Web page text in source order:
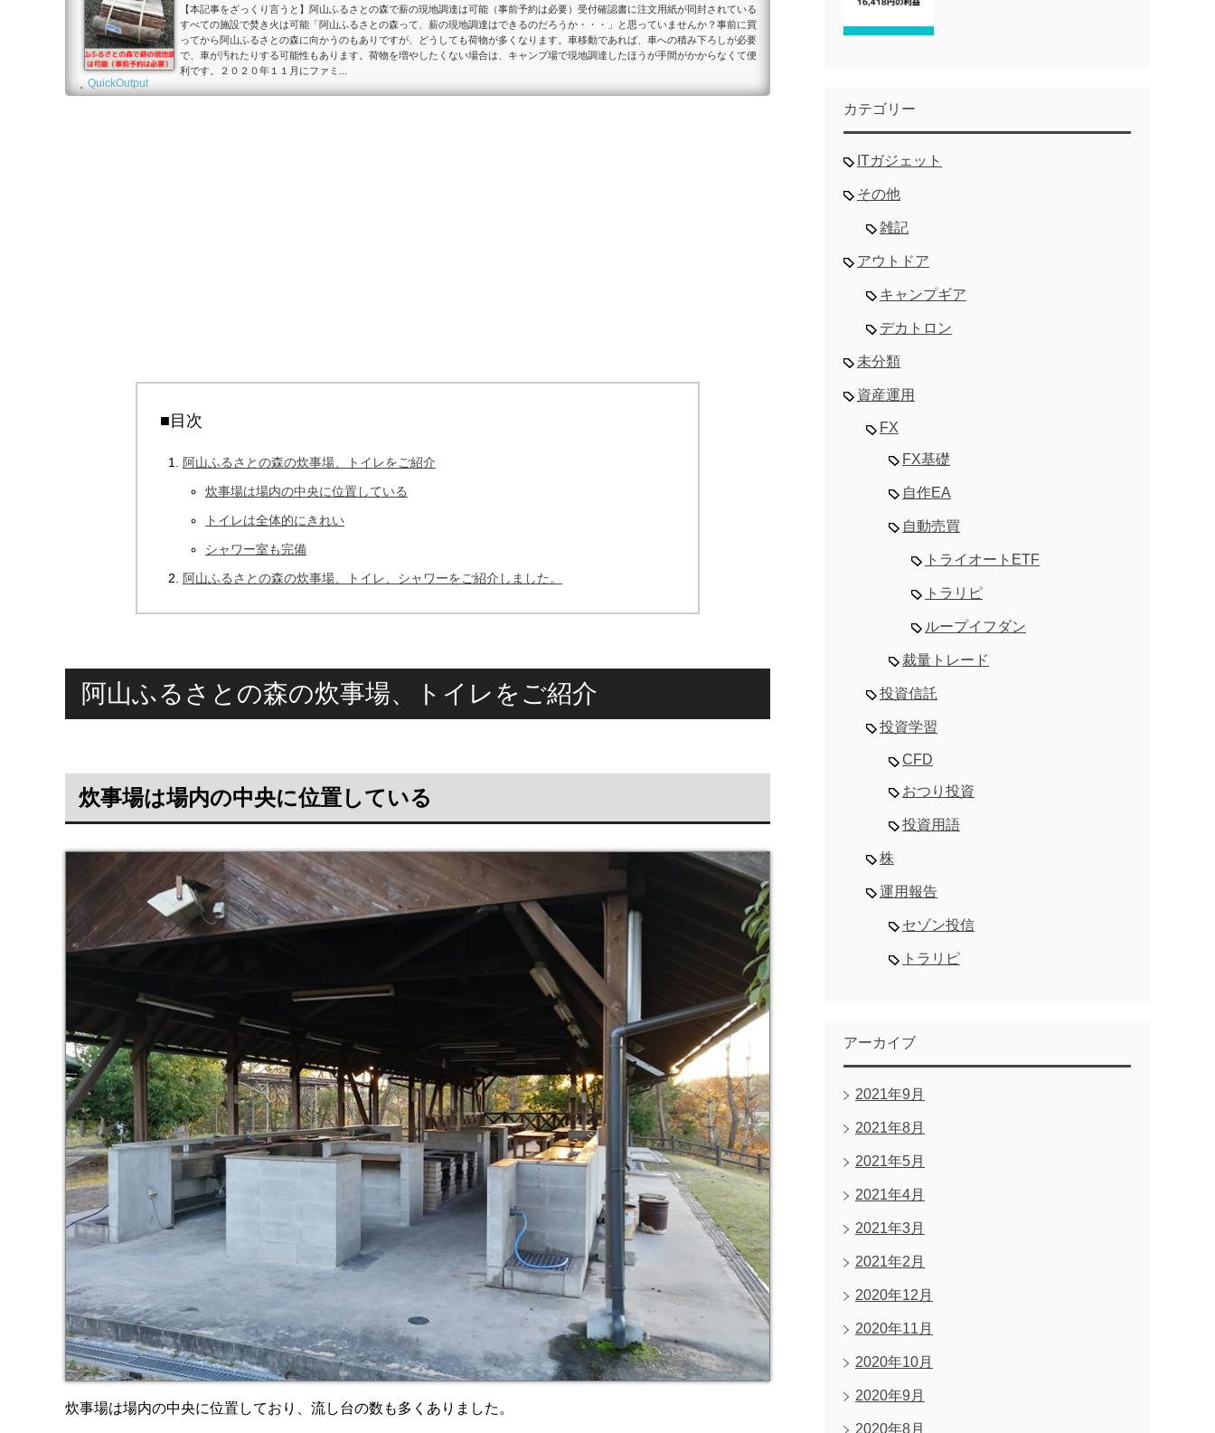
【本記事をざっくり言うと】阿山ふるさとの森で薪の現地調達は可能（事前予約は必要）受付確認書に注文用紙が同封されている
すべての施設で焚き火は可能「阿山ふるさとの森って、薪の現地調達はできるのだろうか・・・」と思っていませんか？事前に買
ってから阿山ふるさとの森に向かうのもありですが、どうしても荷物が多くなります。車移動であれば、車への積み下ろしが必要
で、車が汚れたりする可能性もあります。荷物を増やしたくない場合は、キャンプ場で現地調達したほうが手間がかからなくて便
利です。２０２０年１１月にファミ...
QuickOutput
■目次
阿山ふるさとの森の炊事場、トイレをご紹介
炊事場は場内の中央に位置している
トイレは全体的にきれい
シャワー室も完備
阿山ふるさとの森の炊事場、トイレ、シャワーをご紹介しました。
阿山ふるさとの森の炊事場、トイレをご紹介
炊事場は場内の中央に位置している
炊事場は場内の中央に位置しており、流し台の数も多くありました。
カテゴリー
ITガジェット
その他
雑記
アウトドア
キャンプギア
デカトロン
未分類
資産運用
FX
FX基礎
自作EA
自動売買
トライオートETF
トラリピ
ループイフダン
裁量トレード
投資信託
投資学習
CFD
おつり投資
投資用語
株
運用報告
セゾン投信
トラリピ
アーカイブ
2021年9月
2021年8月
2021年5月
2021年4月
2021年3月
2021年2月
2020年12月
2020年11月
2020年10月
2020年9月
2020年8月